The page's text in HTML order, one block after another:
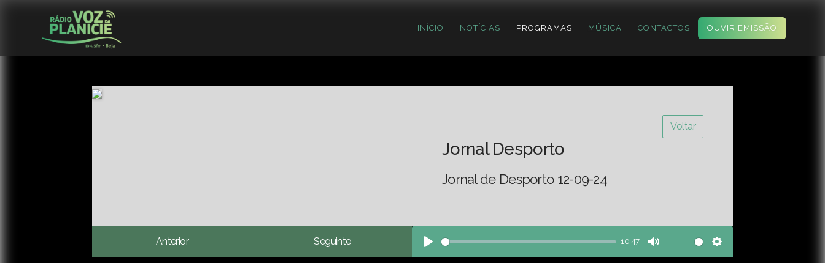
INÍCIO NOTÍCIAS PROGRAMAS MÚSICA CONTACTOS OUVIR EMISSÃO
Voltar
Jornal Desporto
Jornal de Desporto 12-09-24
Anterior Seguinte
Play
10:47
Mute Settings